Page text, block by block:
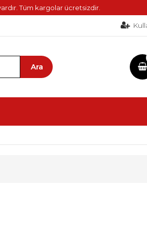
Tüm kargolar ücretsizdir.